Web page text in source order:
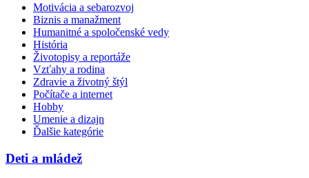
Motivácia a sebarozvoj
Biznis a manažment
Humanitné a spoločenské vedy
História
Životopisy a reportáže
Vzťahy a rodina
Zdravie a životný štýl
Počítače a internet
Hobby
Umenie a dizajn
Ďalšie kategórie
Deti a mládež